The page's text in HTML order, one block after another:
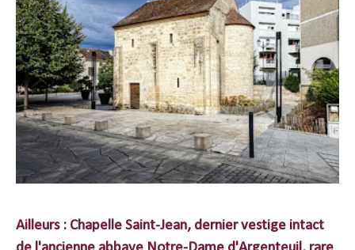
Ailleurs : Chapelle Saint-Jean, dernier vestige intact